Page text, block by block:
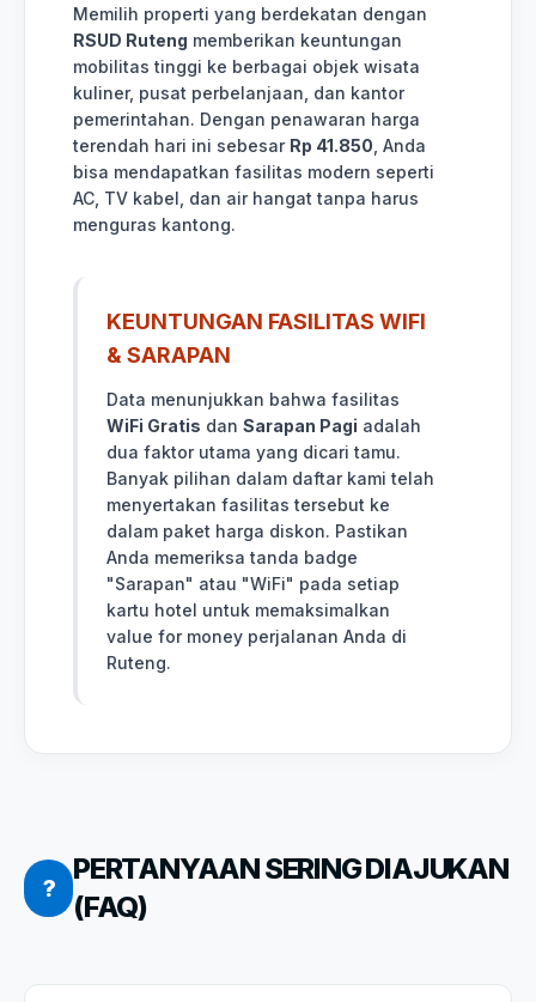
Memilih properti yang berdekatan dengan
RSUD Ruteng memberikan keuntungan
mobilitas tinggi ke berbagai objek wisata
kuliner, pusat perbelanjaan, dan kantor
pemerintahan. Dengan penawaran harga
terendah hari ini sebesar Rp 41.850 , Anda
bisa mendapatkan fasilitas modern seperti
AC, TV kabel, dan air hangat tanpa harus
menguras kantong.
KEUNTUNGAN FASILITAS WIFI
& SARAPAN
Data menunjukkan bahwa fasilitas
WiFi Gratis dan Sarapan Pagi adalah
dua faktor utama yang dicari tamu.
Banyak pilihan dalam daftar kami telah
menyertakan fasilitas tersebut ke
dalam paket harga diskon. Pastikan
Anda memeriksa tanda badge
"Sarapan" atau "WiFi" pada setiap
kartu hotel untuk memaksimalkan
value for money perjalanan Anda di
Ruteng.
?
PERTANYAAN SERING DIAJUKAN
(FAQ)